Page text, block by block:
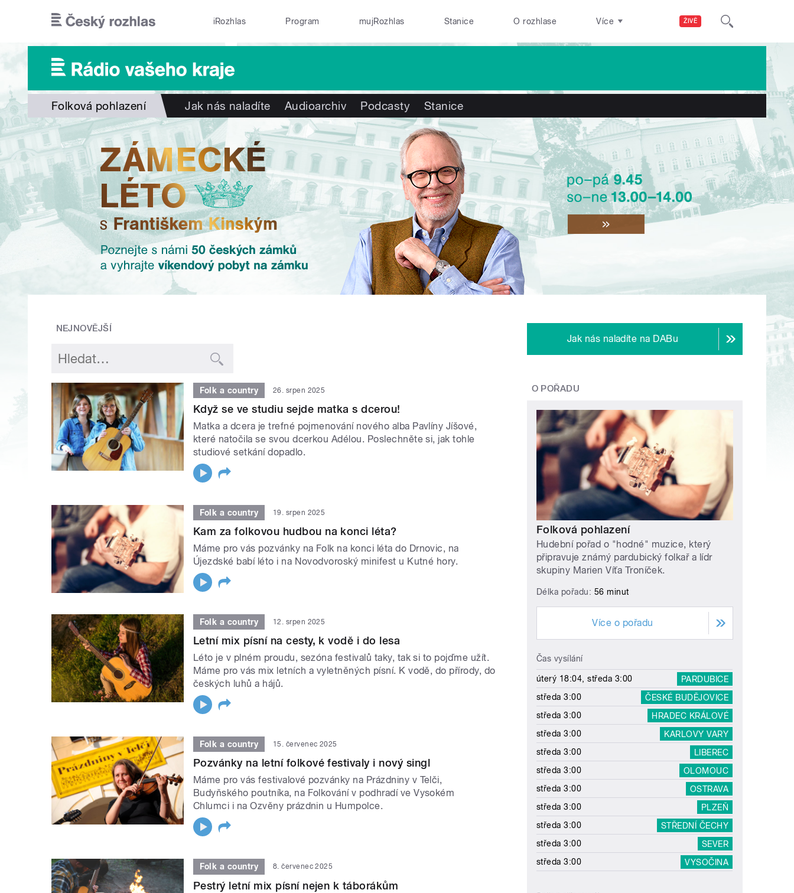
ŽIVĚ
iRozhlas Program mujRozhlas Stanice O rozhlase Více
Folková pohlazení Jak nás naladíte Audioarchiv Podcasty Stanice
NEJNOVĚJŠÍ
Folk a country 26. srpen 2025
Když se ve studiu sejde matka s dcerou!
Matka a dcera je trefné pojmenování nového alba Pavlíny Jíšové,
které natočila se svou dcerkou Adélou. Poslechněte si, jak tohle
studiové setkání dopadlo.
Folk a country 19. srpen 2025
Kam za folkovou hudbou na konci léta?
Máme pro vás pozvánky na Folk na konci léta do Drnovic, na
Újezdské babí léto i na Novodvoroský minifest u Kutné hory.
Folk a country 12. srpen 2025
Letní mix písní na cesty, k vodě i do lesa
Léto je v plném proudu, sezóna festivalů taky, tak si to pojďme užít.
Máme pro vás mix letních a vyletněných písní. K vodě, do přírody, do
českých luhů a hájů.
Folk a country 15. červenec 2025
Pozvánky na letní folkové festivaly i nový singl
Máme pro vás festivalové pozvánky na Prázdniny v Telči,
Budyňského poutníka, na Folkování v podhradí ve Vysokém
Chlumci i na Ozvěny prázdnin u Humpolce.
Folk a country 8. červenec 2025
Pestrý letní mix písní nejen k táborákům
Jak nás naladíte na DABu
O POŘADU
Folková pohlazení
Hudební pořad o "hodné" muzice, který
připravuje známý pardubický folkař a lídr
skupiny Marien Víťa Troníček.
Délka pořadu: 56 minut
Více o pořadu
Čas vysílání
úterý 18:04, středa 3:00
PARDUBICE
středa 3:00
ČESKÉ BUDĚJOVICE
středa 3:00
HRADEC KRÁLOVÉ
středa 3:00
KARLOVY VARY
středa 3:00
LIBEREC
středa 3:00
OLOMOUC
středa 3:00
OSTRAVA
středa 3:00
PLZEŇ
středa 3:00
STŘEDNÍ ČECHY
středa 3:00
SEVER
středa 3:00
VYSOČINA